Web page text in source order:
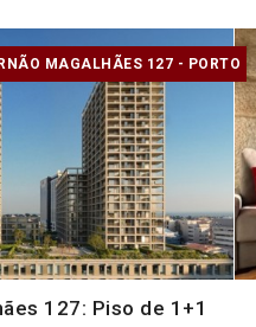
MAGALHÃES 127 - PORTO
127: Piso de 1+1